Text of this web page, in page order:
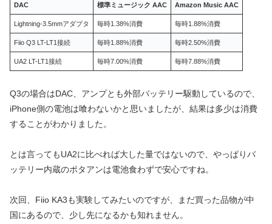
DAC 標準ミュージック AAC Amazon Music AAC
Lightning-3.5mmアダプタ 毎時1.38%消費 毎時1.88%消費
Fiio Q3 LT-LT1接続 毎時1.88%消費 毎時2.50%消費
UA2 LT-LT1接続 毎時7.00%消費 毎時7.88%消費
Q3の場合はDAC、アンプとも外部バッテリー駆動しているので、
iPhone側の電池は喰わないかと思いましたが、結果は多少は消費
することがわかりました。
とは言ってもUA2に比べれば大した量ではないので、やっぱりバ
ッテリー内蔵のポタアンは電池食わずで安心ですね。
次回、Fiio KA3も実験してみたいのですが、まだ買った品物が中
国にあるので、少し先になるかも知れません。